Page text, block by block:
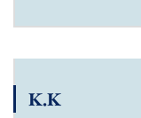
K.K